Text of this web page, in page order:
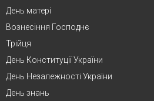
День матері
Вознесіння Господнє
Трійця
День Конституції України
День Незалежності України
День знань